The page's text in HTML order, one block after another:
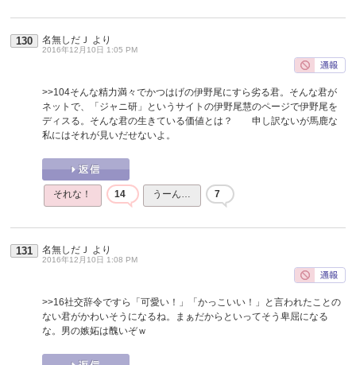
130 名無しだＪ より
2016年12月10日 1:05 PM
>>104そんな精力満々でかつはげの伊野尾にすら劣る君。そんな君が
ネットで、「ジャニ研」というサイトの伊野尾慧のページで伊野尾を
ディスる。そんな君の生きている価値とは？ 申し訳ないが馬鹿な
私にはそれが見いだせないよ。
それな！ 14 うーん… 7
131 名無しだＪ より
2016年12月10日 1:08 PM
>>16社交辞令ですら「可愛い！」「かっこいい！」と言われたことの
ない君がかわいそうになるね。まぁだからといってそう卑屈になる
な。男の嫉妬は醜いぞｗ